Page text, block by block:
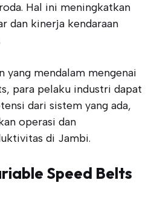
Hal ini meningkatkan
dan kinerja kendaraan
yang mendalam mengenai
para pelaku industri dapat
dari sistem yang ada,
operasi dan
di Jambi.
Speed Belts